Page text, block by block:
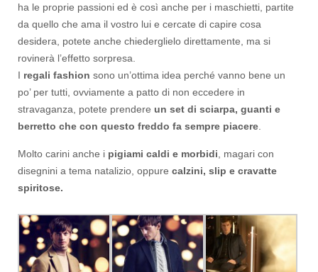
ha le proprie passioni ed è così anche per i maschietti, partite
da quello che ama il vostro lui e cercate di capire cosa
desidera, potete anche chiederglielo direttamente, ma si
rovinerà l’effetto sorpresa.
I regali fashion sono un’ottima idea perché vanno bene un
po’ per tutti, ovviamente a patto di non eccedere in
stravaganza, potete prendere un set di sciarpa, guanti e
berretto che con questo freddo fa sempre piacere
Molto carini anche i pigiami caldi e morbidi , magari con
disegnini a tema natalizio, oppure calzini, slip e cravatte
spiritose.